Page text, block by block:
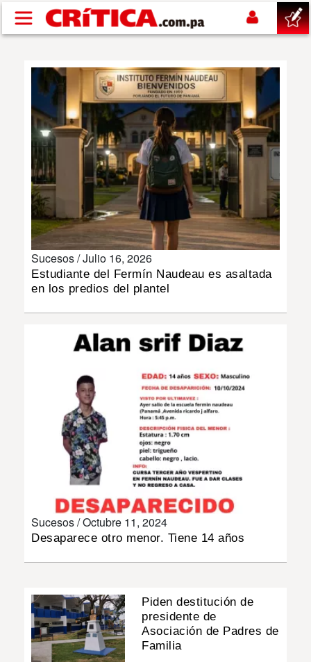
Pasar al contenido principal
NACIONAL
POLÍTICA
SHOW
DEPORTES
Sucesos /Julio 16, 2026
Estudiante del Fermín Naudeau es asaltada
en los predios del plantel
Sucesos /Octubre 11, 2024
Desaparece otro menor. Tiene 14 años
Piden destitución de
presidente de
Asociación de Padres de
Familia